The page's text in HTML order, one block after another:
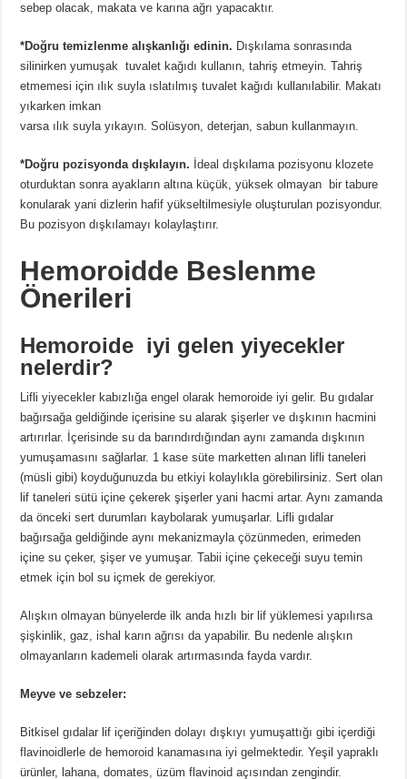
sebep olacak, makata ve karına ağrı yapacaktır.
*Doğru temizlenme alışkanlığı edinin. Dışkılama sonrasında
silinirken yumuşak tuvalet kağıdı kullanın, tahriş etmeyin. Tahriş
etmemesi için ılık suyla ıslatılmış tuvalet kağıdı kullanılabilir. Makatı
yıkarken imkan
varsa ılık suyla yıkayın. Solüsyon, deterjan, sabun kullanmayın.
*Doğru pozisyonda dışkılayın. İdeal dışkılama pozisyonu klozete
oturduktan sonra ayakların altına küçük, yüksek olmayan bir tabure
konularak yani dizlerin hafif yükseltilmesiyle oluşturulan pozisyondur.
Bu pozisyon dışkılamayı kolaylaştırır.
Hemoroidde Beslenme
Önerileri
Hemoroide iyi gelen yiyecekler
nelerdir?
Lifli yiyecekler kabızlığa engel olarak hemoroide iyi gelir. Bu gıdalar
bağırsağa geldiğinde içerisine su alarak şişerler ve dışkının hacmini
artırırlar. İçerisinde su da barındırdığından aynı zamanda dışkının
yumuşamasını sağlarlar. 1 kase süte marketten alınan lifli taneleri
(müsli gibi) koyduğunuzda bu etkiyi kolaylıkla görebilirsiniz. Sert olan
lif taneleri sütü içine çekerek şişerler yani hacmi artar. Aynı zamanda
da önceki sert durumları kaybolarak yumuşarlar. Lifli gıdalar
bağırsağa geldiğinde aynı mekanizmayla çözünmeden, erimeden
içine su çeker, şişer ve yumuşar. Tabii içine çekeceği suyu temin
etmek için bol su içmek de gerekiyor.
Alışkın olmayan bünyelerde ilk anda hızlı bir lif yüklemesi yapılırsa
şişkinlik, gaz, ishal karın ağrısı da yapabilir. Bu nedenle alışkın
olmayanların kademeli olarak artırmasında fayda vardır.
Meyve ve sebzeler:
Bitkisel gıdalar lif içeriğinden dolayı dışkıyı yumuşattığı gibi içerdiği
flavinoidlerle de hemoroid kanamasına iyi gelmektedir. Yeşil yapraklı
ürünler, lahana, domates, üzüm flavinoid açısından zengindir.